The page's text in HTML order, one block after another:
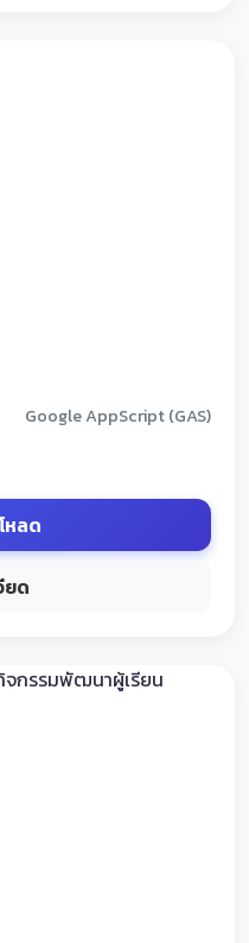
Google AppScript (GAS)
หลด
ยด